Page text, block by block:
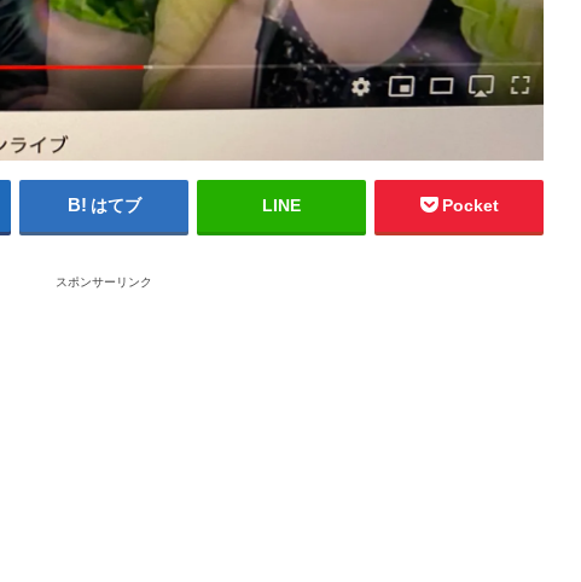
はてブ LINE Pocket
スポンサーリンク